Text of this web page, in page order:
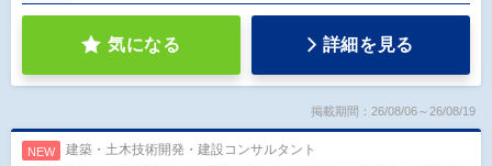
気になる 詳細を見る
掲載期間：26/08/06～26/08/19
NEW 建築・土木技術開発・建設コンサルタント